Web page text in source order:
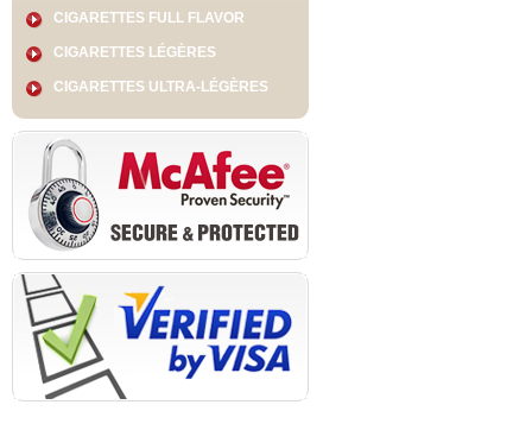
CIGARETTES FULL FLAVOR
CIGARETTES LÉGÈRES
CIGARETTES ULTRA-LÉGÈRES